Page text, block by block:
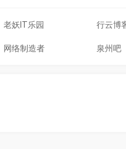
老妖IT乐园 行云博
网络制造者 泉州吧